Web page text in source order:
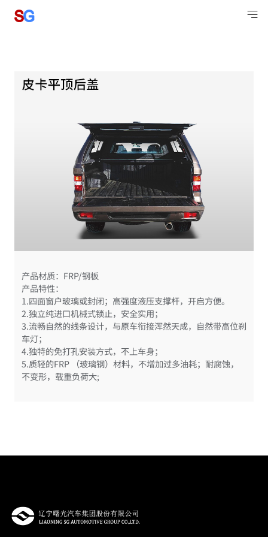
产品材质：FRP/钢板
产品特性：
1.四面窗户玻璃或封闭；高强度液压支撑杆，开启方便。
2.独立纯进口机械式锁止，安全实用；
3.流畅自然的线条设计，与原车衔接浑然天成，自然带高位刹
车灯；
4.独特的免打孔安装方式，不上车身；
5.质轻的FRP （玻璃钢）材料，不增加过多油耗；耐腐蚀，
不变形，载重负荷大;